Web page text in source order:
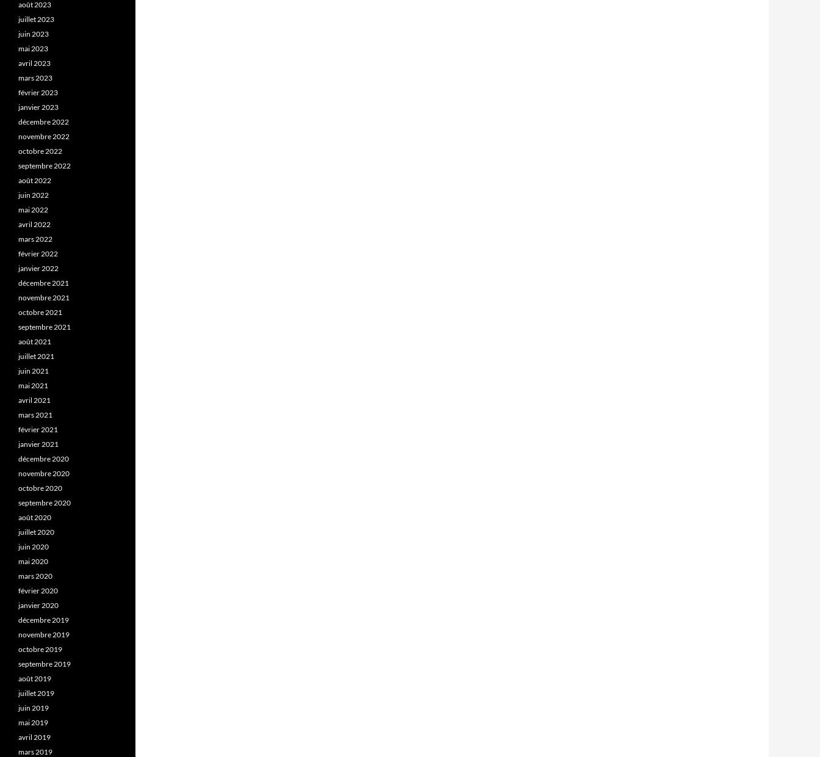
août 2023
juillet 2023
juin 2023
mai 2023
avril 2023
mars 2023
février 2023
janvier 2023
décembre 2022
novembre 2022
octobre 2022
septembre 2022
août 2022
juin 2022
mai 2022
avril 2022
mars 2022
février 2022
janvier 2022
décembre 2021
novembre 2021
octobre 2021
septembre 2021
août 2021
juillet 2021
juin 2021
mai 2021
avril 2021
mars 2021
février 2021
janvier 2021
décembre 2020
novembre 2020
octobre 2020
septembre 2020
août 2020
juillet 2020
juin 2020
mai 2020
mars 2020
février 2020
janvier 2020
décembre 2019
novembre 2019
octobre 2019
septembre 2019
août 2019
juillet 2019
juin 2019
mai 2019
avril 2019
mars 2019